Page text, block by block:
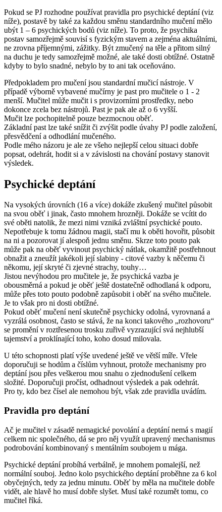
Pokud se PJ rozhodne používat pravidla pro psychické deptání (viz
níže), postavě by také za každou směnu standardního mučení mělo
ubýt 1 – 6 psychických bodů (viz níže). To proto, že psychika
postav samozřejmě souvisí s fyzickým stavem a zejména aktuálními,
ne zrovna příjemnými, zážitky. Být zmučený na těle a přitom silný
na duchu je tedy samozřejmě možné, ale také dosti obtížné. Ostatně
kdyby to bylo snadné, nebylo by to ani tak oceňováno.
Předpokladem pro mučení jsou standardní mučicí nástroje. V
případě výborně vybavené mučírny je past pro mučitele o 1 - 2
menší. Mučitel může mučit i s provizorními prostředky, nebo
dokonce zcela bez nástrojů. Past je pak ale až o 6 vyšší.
Mučit lze pochopitelně pouze bezmocnou oběť.
Základní past lze také snížit či zvýšit podle úvahy PJ podle založení,
přesvědčení a odhodlání mučeného.
Podle mého názoru je ale ze všeho nejlepší celou situaci dobře
popsat, odehrát, hodit si a v závislosti na chování postavy stanovit
výsledek.
Psychické deptání
Na vysokých úrovních (16 a více) dokáže zkušený mučitel působit
na svou oběť i jinak, často mnohem hrozněji. Dokáže se vcítit do
své oběti natolik, že mezi nimi vzniká zvláštní psychické pouto.
Nepotřebuje k tomu žádnou magii, stačí mu k oběti hovořit, působit
na ni a pozorovat jí alespoň jednu směnu. Skrze toto pouto pak
může pak na oběť vyvinout psychický nátlak, okamžitě postřehnout
obnažit a zneužít jakékoli její slabiny - citové vazby k něčemu či
někomu, její skryté či zjevné strachy, touhy…
Jistou nevýhodou pro mučitele je, že psychická vazba je
obousměrná a pokud je oběť ještě dostatečně odhodlaná k odporu,
může přes toto pouto podobně zapůsobit i oběť na svého mučitele.
Je to však pro ni dosti obtížné.
Pokud oběť mučení není skutečně psychicky odolná, vyrovnaná a
vyzrálá osobnost, často se stává, že na konci takového „rozhovoru“
se promění v roztřesenou trosku zuřivě vyzrazující svá nejhlubší
tajemství a proklínající toho, koho dosud milovala.
U této schopnosti platí výše uvedené ještě ve větší míře. Vřele
doporučuji se hodům a číslům vyhnout, protože mechanismy pro
deptání jsou přes veškerou mou snahu o zjednodušení celkem
složité. Doporučuji pročíst, odhadnout výsledek a pak odehrát.
Pro ty, kdo bez čísel ale nemohou být, však zde pravidla uvádím.
Pravidla pro deptání
Ač je mučitel v zásadě nemagické povolání a deptání nemá s magií
celkem nic společného, dá se pro něj využít upravený mechanismus
podrobování kombinovaný s mentálním soubojem u mága.
Psychické deptání probíhá verbálně, je mnohem pomalejší, než
normální souboj. Jedno kolo psychického deptání proběhne za 6 kol
obyčejných, tedy za jednu minutu. Oběť by měla na mučitele dobře
vidět, ale hlavě ho musí dobře slyšet. Musí také rozumět tomu, co
mučitel říká.